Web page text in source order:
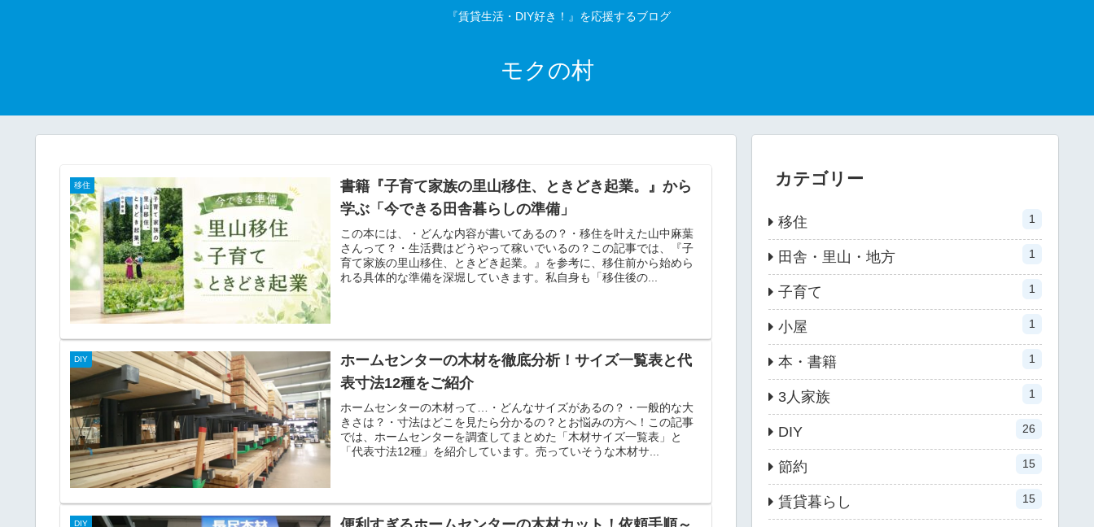
『賃貸生活・DIY好き！』を応援するブログ
モクの村
移住
書籍『子育て家族の里山移住、ときどき起業。』から
学ぶ「今できる田舎暮らしの準備」
この本には、・どんな内容が書いてあるの？・移住を叶えた山中麻葉
さんって？・生活費はどうやって稼いでいるの？この記事では、『子
育て家族の里山移住、ときどき起業。』を参考に、移住前から始めら
れる具体的な準備を深堀していきます。私自身も「移住後の...
DIY
ホームセンターの木材を徹底分析！サイズ一覧表と代
表寸法12種をご紹介
ホームセンターの木材って…・どんなサイズがあるの？・一般的な大
きさは？・寸法はどこを見たら分かるの？とお悩みの方へ！この記事
では、ホームセンターを調査してまとめた「木材サイズ一覧表」と
「代表寸法12種」を紹介しています。売っていそうな木材サ...
DIY
カテゴリー
移住 1
田舎・里山・地方 1
子育て 1
小屋 1
本・書籍 1
3人家族 1
DIY 26
節約 15
賃貸暮らし 15